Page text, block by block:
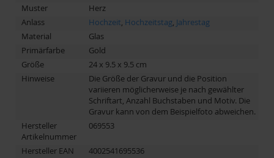
Muster
Herz
Anlass
Hochzeit, Hochzeitstag, Jahrestag
Material
Glas
Primärfarbe
Gold
Größe
24 x 9.5 x 9.5 cm
Hinweise
Die Größe der Gravur und die Position
variieren möglicherweise je nach gewählter
Schriftart, Anzahl Buchstaben und Motiv. Die
Gravur kann von dem Beispielfoto abweichen.
Hersteller
Artikelnummer
069553
Hersteller EAN
4002541695536